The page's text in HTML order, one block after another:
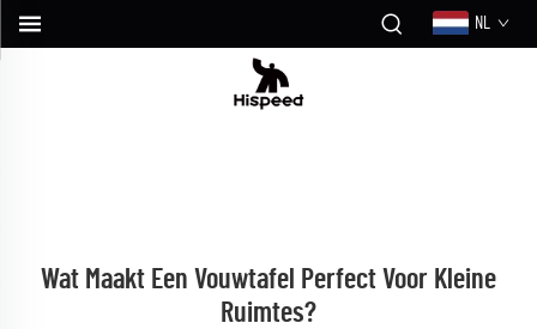
NL
Wat Maakt Een Vouwtafel Perfect Voor Kleine
Ruimtes?